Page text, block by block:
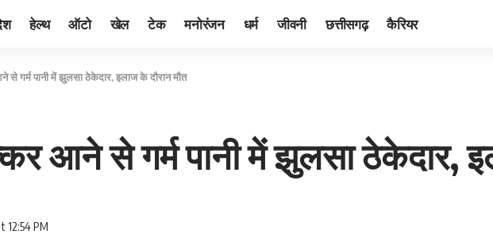
हेल्थ ऑटो खेल टेक मनोरंजन धर्म जीवनी छत्तीसगढ़ कैरियर
से गर्म पानी में झुलसा ठेकेदार, इलाज के दौरान मौत
आने से गर्म पानी में झुलसा ठेकेदार,
PM